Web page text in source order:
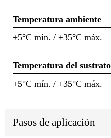
Temperatura ambiente
+5°C mín. / +35°C máx.
Temperatura del sustrato
+5°C mín. / +35°C máx.
Pasos de aplicación